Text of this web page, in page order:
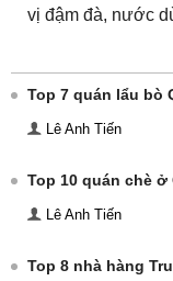
vị đậm đà, nước
Top 7 quán lẩu bò
Lê Anh Tiến
Top 10 quán chè ở
Lê Anh Tiến
Top 8 nhà hàng